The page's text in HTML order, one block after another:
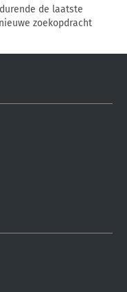
de laatste
zoekopdracht